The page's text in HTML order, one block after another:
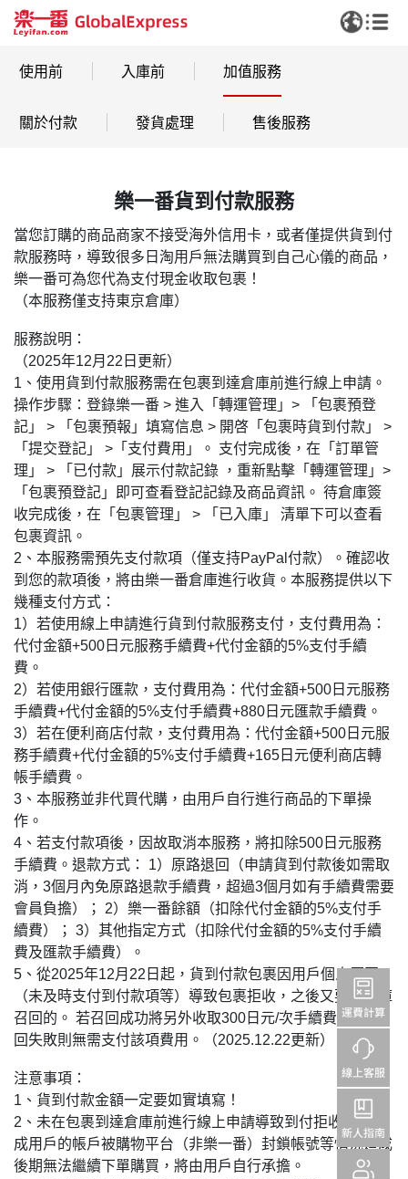
使用前 入庫前 加值服務
關於付款 發貨處理 售後服務
樂一番貨到付款服務
當您訂購的商品商家不接受海外信用卡，或者僅提供貨到付
款服務時，導致很多日淘用戶無法購買到自己心儀的商品，
樂一番可為您代為支付現金收取包裹！
（本服務僅支持東京倉庫）
服務說明：
（2025年12月22日更新）
1、使用貨到付款服務需在包裹到達倉庫前進行線上申請。
操作步驟：登錄樂一番 > 進入「轉運管理」> 「包裹預登
記」 > 「包裹預報」填寫信息 > 開啓「包裹時貨到付款」 >
「提交登記」 >「支付費用」。 支付完成後，在「訂單管
理」 > 「已付款」展示付款記錄 ，重新點擊「轉運管理」>
「包裹預登記」即可查看登記記錄及商品資訊。 待倉庫簽
收完成後，在「包裹管理」 > 「已入庫」 清單下可以查看
包裹資訊。
2、本服務需預先支付款項（僅支持PayPal付款）。確認收
到您的款項後，將由樂一番倉庫進行收貨。本服務提供以下
幾種支付方式：
1）若使用線上申請進行貨到付款服務支付，支付費用為：
代付金額+500日元服務手續費+代付金額的5%支付手續
費。
2）若使用銀行匯款，支付費用為：代付金額+500日元服務
手續費+代付金額的5%支付手續費+880日元匯款手續費。
3）若在便利商店付款，支付費用為：代付金額+500日元服
務手續費+代付金額的5%支付手續費+165日元便利商店轉
帳手續費。
3、本服務並非代買代購，由用戶自行進行商品的下單操
作。
4、若支付款項後，因故取消本服務，將扣除500日元服務
手續費。退款方式： 1）原路退回（申請貨到付款後如需取
消，3個月內免原路退款手續費，超過3個月如有手續費需要
會員負擔）； 2）樂一番餘額（扣除代付金額的5%支付手
續費）； 3）其他指定方式（扣除代付金額的5%支付手續
費及匯款手續費）。
5、從2025年12月22日起，貨到付款包裹因用戶個人原因
（未及時支付到付款項等）導致包裹拒收，之後又要求倉庫
召回的。 若召回成功將另外收取300日元/次手續費，若召
回失敗則無需支付該項費用。（2025.12.22更新）
注意事項：
1、貨到付款金額一定要如實填寫！
2、未在包裹到達倉庫前進行線上申請導致到付拒收，若造
成用戶的帳戶被購物平台（非樂一番）封鎖帳號等情況造成
後期無法繼續下單購買，將由用戶自行承擔。